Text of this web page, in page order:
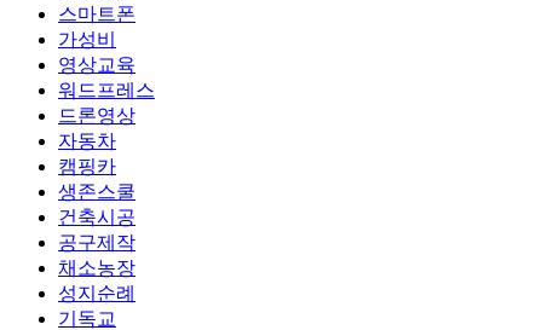
스마트폰
가성비
영상교육
워드프레스
드론영상
자동차
캠핑카
생존스쿨
건축시공
공구제작
채소농장
성지순례
기독교